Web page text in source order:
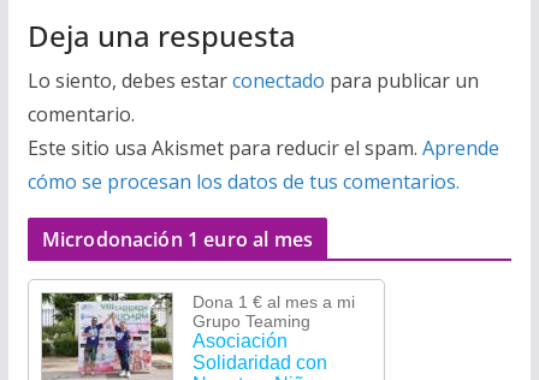
Deja una respuesta
Lo siento, debes estarconectado para publicar un
comentario.
Este sitio usa Akismet para reducir el spam. Aprende
cómo se procesan los datos de tus comentarios.
Microdonación 1 euro al mes